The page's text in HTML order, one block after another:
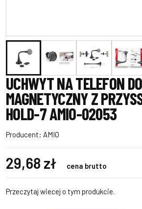
UCHWYT NA TELEFON
MAGNETYCZNY Z
HOLD-7 AMIO-02053
Producent: AMIO
29,68 zł cena brutto
Przeczytaj wiecej o tym produkcie.